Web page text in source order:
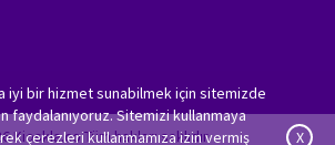
iyi bir hizmet sunabilmek için sitemizde
faydalanıyoruz. Sitemizi kullanmaya
çerezleri kullanmamıza izin vermiş
X
Kioskla.co Tüm hakları saklıdır.